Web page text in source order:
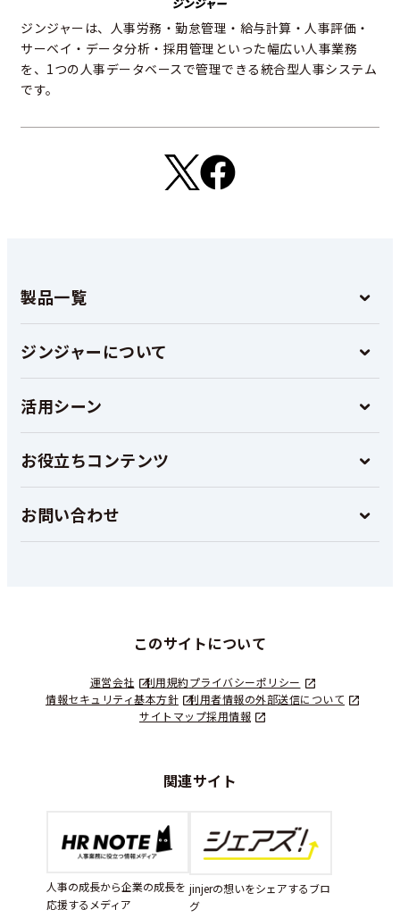
ジンジャーは、人事労務・勤怠管理・給与計算・人事評価・
サーベイ・データ分析・採用管理といった幅広い人事業務
を、1つの人事データベースで管理できる統合型人事システム
です。
製品一覧
ジンジャーについて
活用シーン
お役立ちコンテンツ
お問い合わせ
このサイトについて
運営会社 利用規約プライバシーポリシー
情報セキュリティ基本方針
利用者情報の外部送信について
サイトマップ採用情報
関連サイト
人事の成長から企業の成長を
応援するメディア
jinjerの想いをシェアするブロ
グ